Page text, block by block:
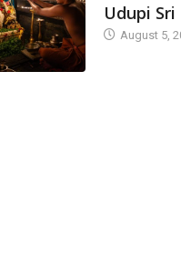
ಮತ್ತು ವಿಡಿಯೋಗ್ರಫಿ
ಆಹ್ವಾನ
Udupi
August 5,